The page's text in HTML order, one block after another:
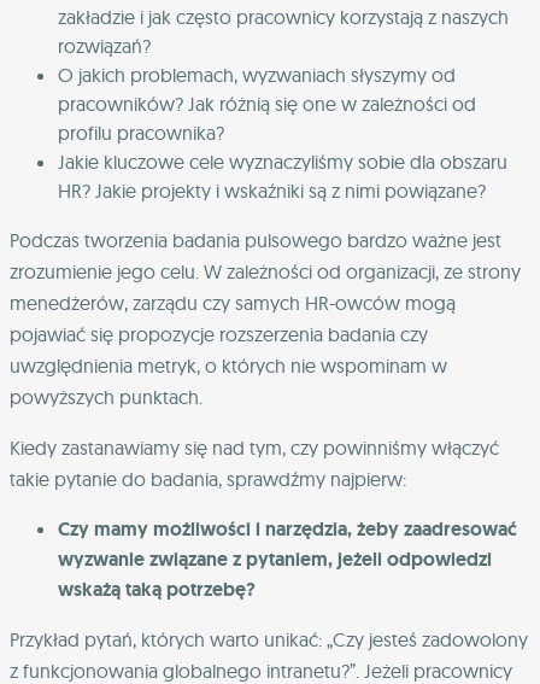
zakładzie i jak często pracownicy korzystają z naszych
rozwiązań?
O jakich problemach, wyzwaniach słyszymy od
pracowników? Jak różnią się one w zależności od
profilu pracownika?
Jakie kluczowe cele wyznaczyliśmy sobie dla obszaru
HR? Jakie projekty i wskaźniki są z nimi powiązane?
Podczas tworzenia badania pulsowego bardzo ważne jest
zrozumienie jego celu. W zależności od organizacji, ze strony
menedżerów, zarządu czy samych HR-owców mogą
pojawiać się propozycje rozszerzenia badania czy
uwzględnienia metryk, o których nie wspominam w
powyższych punktach.
Kiedy zastanawiamy się nad tym, czy powinniśmy włączyć
takie pytanie do badania, sprawdźmy najpierw:
Czy mamy możliwości i narzędzia, żeby zaadresować
wyzwanie związane z pytaniem, jeżeli odpowiedzi
wskażą taką potrzebę?
Przykład pytań, których warto unikać: „Czy jesteś zadowolony
z funkcjonowania globalnego intranetu?”. Jeżeli pracownicy